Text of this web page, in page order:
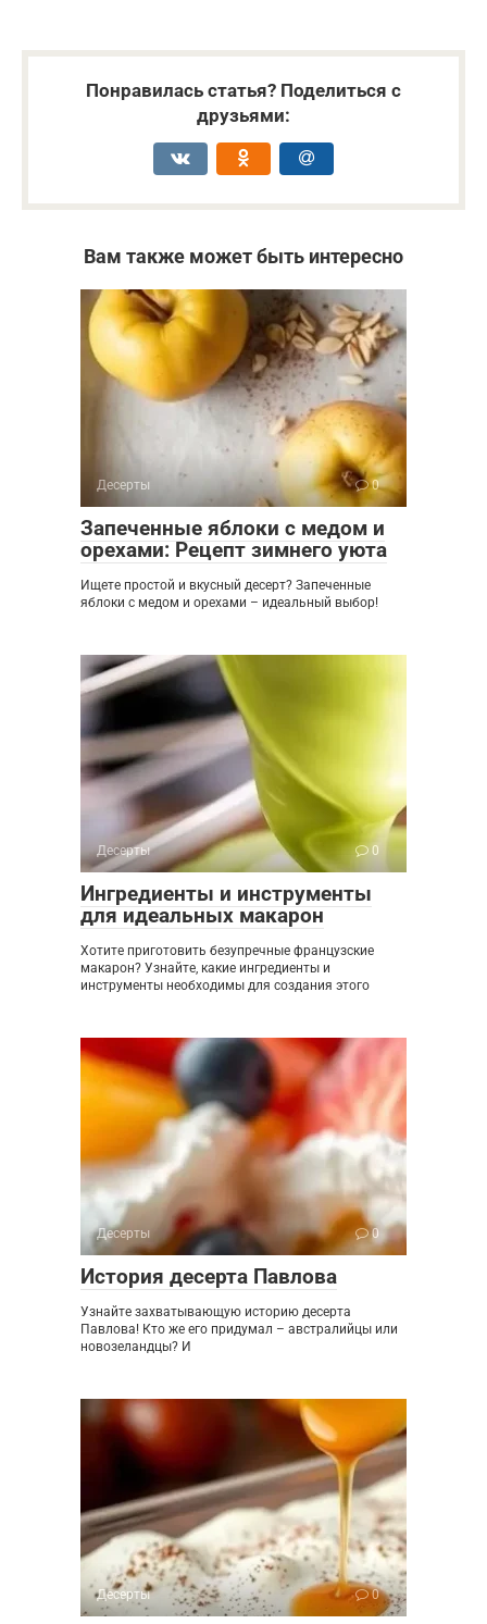
Понравилась статья? Поделиться с
друзьями:
Вам также может быть интересно
Десерты 0
Запеченные яблоки с медом и
орехами: Рецепт зимнего уюта
Ищете простой и вкусный десерт? Запеченные
яблоки с медом и орехами – идеальный выбор!
Десерты 0
Ингредиенты и инструменты
для идеальных макарон
Хотите приготовить безупречные французские
макарон? Узнайте, какие ингредиенты и
инструменты необходимы для создания этого
Десерты 0
История десерта Павлова
Узнайте захватывающую историю десерта
Павлова! Кто же его придумал – австралийцы или
новозеландцы? И
Десерты 0